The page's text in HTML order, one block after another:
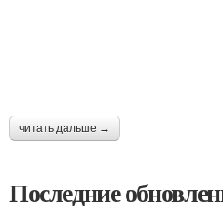
читать дальше →
Последние